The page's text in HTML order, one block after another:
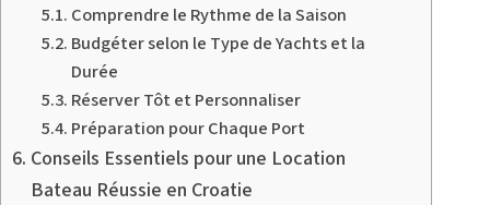
Comprendre le Rythme de la Saison
Budgéter selon le Type de Yachts et la
Durée
Réserver Tôt et Personnaliser
Préparation pour Chaque Port
Conseils Essentiels pour une Location
Bateau Réussie en Croatie